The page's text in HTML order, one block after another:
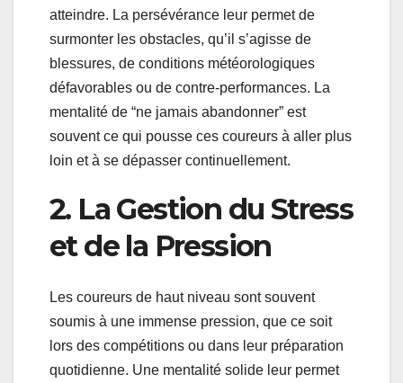
atteindre. La persévérance leur permet de
surmonter les obstacles, qu’il s’agisse de
blessures, de conditions météorologiques
défavorables ou de contre-performances. La
mentalité de “ne jamais abandonner” est
souvent ce qui pousse ces coureurs à aller plus
loin et à se dépasser continuellement.
2. La Gestion du Stress
et de la Pression
Les coureurs de haut niveau sont souvent
soumis à une immense pression, que ce soit
lors des compétitions ou dans leur préparation
quotidienne. Une mentalité solide leur permet